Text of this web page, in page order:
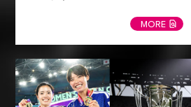
MORE